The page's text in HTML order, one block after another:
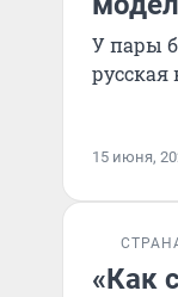
У пары
русская
15 июня,
«Как